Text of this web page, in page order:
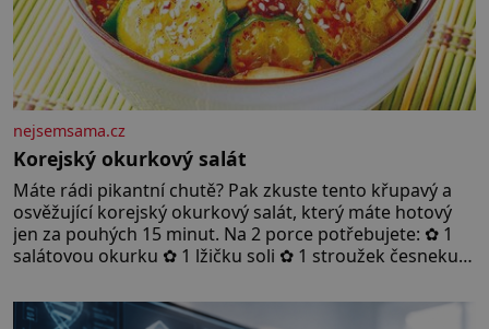
nejsemsama.cz
Korejský okurkový salát
Máte rádi pikantní chutě? Pak zkuste tento křupavý a
osvěžující korejský okurkový salát, který máte hotový
jen za pouhých 15 minut. Na 2 porce potřebujete: ✿ 1
salátovou okurku ✿ 1 lžičku soli ✿ 1 stroužek česneku
sezamového oleje ✿ 1 lžičku chilli ✿ 1 lžičku cukru ✿ 1
jarní cibulku ✿ 1 lžíci sezamových semínek